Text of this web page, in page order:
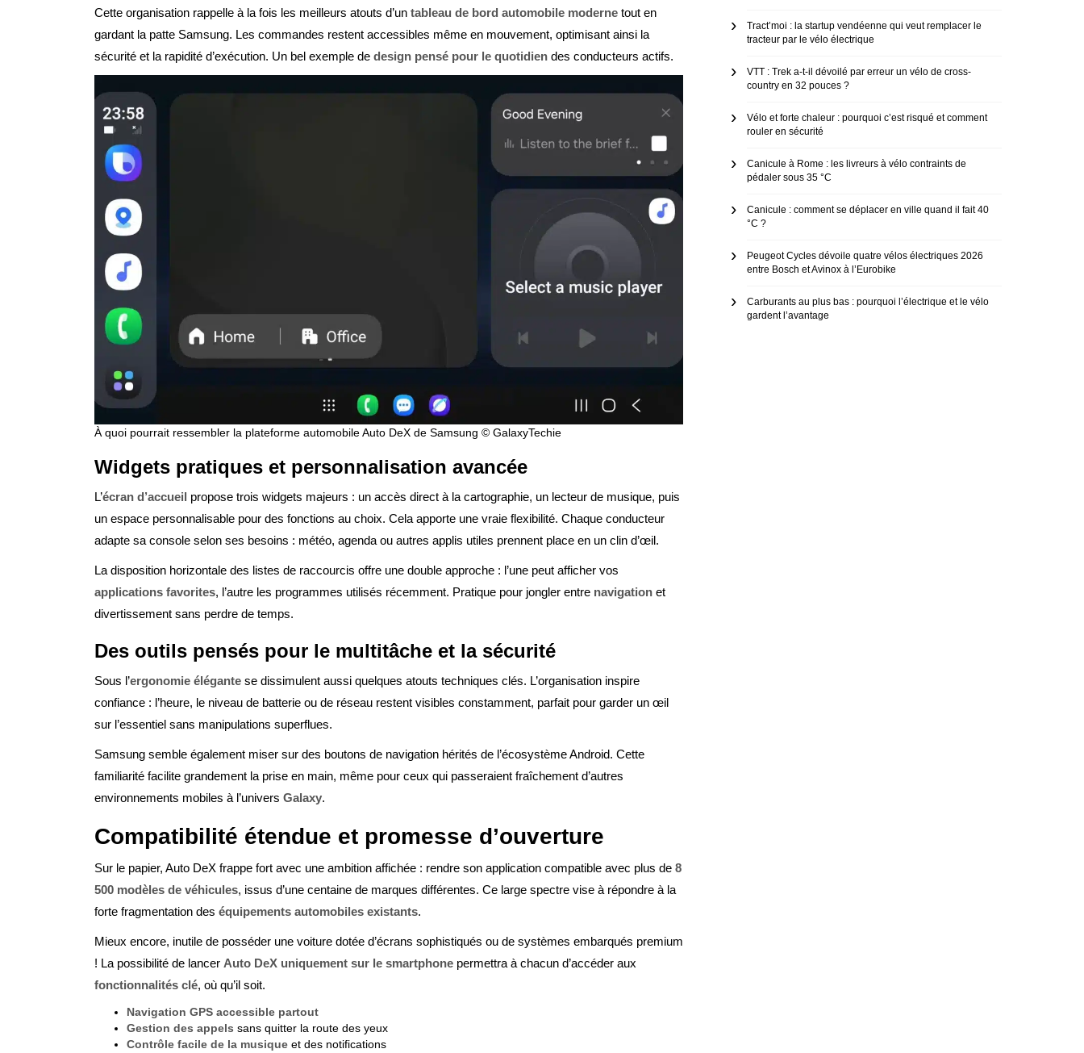
Cette organisation rappelle à la fois les meilleurs atouts d’un tableau de bord automobile moderne tout en
gardant la patte Samsung. Les commandes restent accessibles même en mouvement, optimisant ainsi la
sécurité et la rapidité d’exécution. Un bel exemple de design pensé pour le quotidien des conducteurs actifs.
À quoi pourrait ressembler la plateforme automobile Auto DeX de Samsung © GalaxyTechie
Widgets pratiques et personnalisation avancée
L’écran d’accueil propose trois widgets majeurs : un accès direct à la cartographie, un lecteur de musique, puis
un espace personnalisable pour des fonctions au choix. Cela apporte une vraie flexibilité. Chaque conducteur
adapte sa console selon ses besoins : météo, agenda ou autres applis utiles prennent place en un clin d’œil.
La disposition horizontale des listes de raccourcis offre une double approche : l’une peut afficher vos
applications favorites, l’autre les programmes utilisés récemment. Pratique pour jongler entre navigation et
divertissement sans perdre de temps.
Des outils pensés pour le multitâche et la sécurité
Sous l’ergonomie élégante se dissimulent aussi quelques atouts techniques clés. L’organisation inspire
confiance : l’heure, le niveau de batterie ou de réseau restent visibles constamment, parfait pour garder un œil
sur l’essentiel sans manipulations superflues.
Samsung semble également miser sur des boutons de navigation hérités de l’écosystème Android. Cette
familiarité facilite grandement la prise en main, même pour ceux qui passeraient fraîchement d’autres
environnements mobiles à l’univers Galaxy.
Compatibilité étendue et promesse d’ouverture
Sur le papier, Auto DeX frappe fort avec une ambition affichée : rendre son application compatible avec plus de 8
500 modèles de véhicules, issus d’une centaine de marques différentes. Ce large spectre vise à répondre à la
forte fragmentation des équipements automobiles existants.
Mieux encore, inutile de posséder une voiture dotée d’écrans sophistiqués ou de systèmes embarqués premium
! La possibilité de lancer Auto DeX uniquement sur le smartphone permettra à chacun d’accéder aux
fonctionnalités clé, où qu’il soit.
Navigation GPS accessible partout
Gestion des appels sans quitter la route des yeux
Contrôle facile de la musique et des notifications
Tract’moi : la startup vendéenne qui veut remplacer le
tracteur par le vélo électrique
VTT : Trek a-t-il dévoilé par erreur un vélo de cross-
country en 32 pouces ?
Vélo et forte chaleur : pourquoi c’est risqué et comment
rouler en sécurité
Canicule à Rome : les livreurs à vélo contraints de
pédaler sous 35 °C
Canicule : comment se déplacer en ville quand il fait 40
°C ?
Peugeot Cycles dévoile quatre vélos électriques 2026
entre Bosch et Avinox à l’Eurobike
Carburants au plus bas : pourquoi l’électrique et le vélo
gardent l’avantage